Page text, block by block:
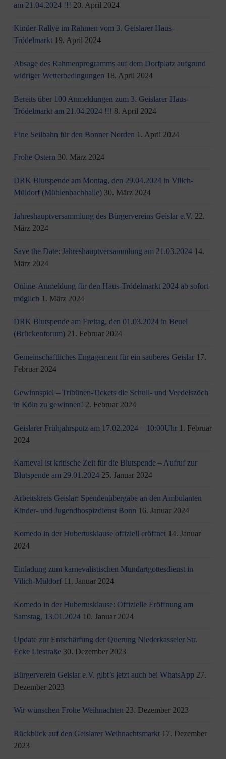
am 21.04.2024 !!! 20. April 2024
Kinder-Rallye im Rahmen vom 3. Geislarer Haus-
Trödelmarkt 19. April 2024
Absage des Rahmenprogramms auf dem Dorfplatz aufgrund
widriger Wetterbedingungen 18. April 2024
Bereits über 100 Anmeldungen zum 3. Geislarer Haus-
Trödelmarkt am 21.04.2024 !!! 8. April 2024
Eine Seilbahn für den Bonner Norden 1. April 2024
Frohe Ostern 30. März 2024
DRK Blutspende am Montag, den 29.04.2024 in Vilich-
Müldorf (Mühlenbachhalle) 30. März 2024
Jahreshauptversammlung des Bürgervereins Geislar e.V. 22.
März 2024
Save the Date: Jahreshauptversammlung am 21.03.2024 14.
März 2024
Online-Anmeldung für den Haus-Trödelmarkt 2024 ab sofort
möglich 1. März 2024
DRK Blutspende am Freitag, den 01.03.2024 in Beuel
(Brückenforum) 21. Februar 2024
Gemeinschaftliches Engagement für ein sauberes Geislar 17.
Februar 2024
Gewinnspiel – Tribünen-Tickets die Schull- und Veedelszöch
in Köln zu gewinnen! 2. Februar 2024
Geislarer Frühjahrsputz am 17.02.2024 – 10:00Uhr 1. Februar
2024
Karneval ist kritische Zeit für die Blutspende – Aufruf zur
Blutspende am 29.01.2024 25. Januar 2024
Arbeitskreis Geislar: Spendenübergabe an den Ambulanten
Kinder- und Jugendhospizdienst Bonn 16. Januar 2024
Komedo in der Hubertusklause offiziell eröffnet 14. Januar
2024
Einladung zum karnevalistischen Mundartgottesdienst in
Vilich-Müldorf 11. Januar 2024
Komedo in der Hubertusklause: Offizielle Eröffnung am
Samstag, 13.01.2024 10. Januar 2024
Update zur Entschärfung der Querung Niederkasseler Str.
Ecke Liestraße 30. Dezember 2023
Bürgerverein Geislar e.V. gibt’s jetzt auch bei WhatsApp 27.
Dezember 2023
Wir wünschen Frohe Weihnachten 23. Dezember 2023
Rückblick auf den Geislarer Weihnachtsmarkt 17. Dezember
2023